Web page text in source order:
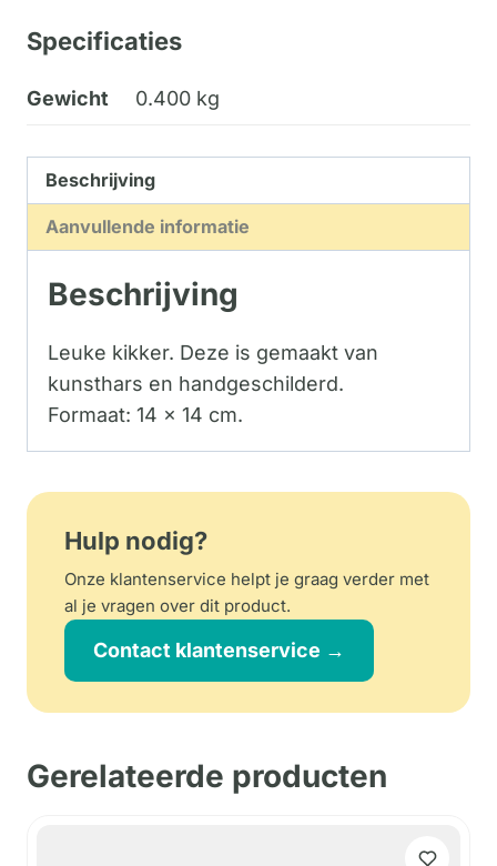
Specificaties
Gewicht 0.400 kg
Beschrijving
Aanvullende informatie
Beschrijving
Leuke kikker. Deze is gemaakt van
kunsthars en handgeschilderd.
Formaat: 14 x 14 cm.
Hulp nodig?
Onze klantenservice helpt je graag verder met
al je vragen over dit product.
Contact klantenservice →
Gerelateerde producten